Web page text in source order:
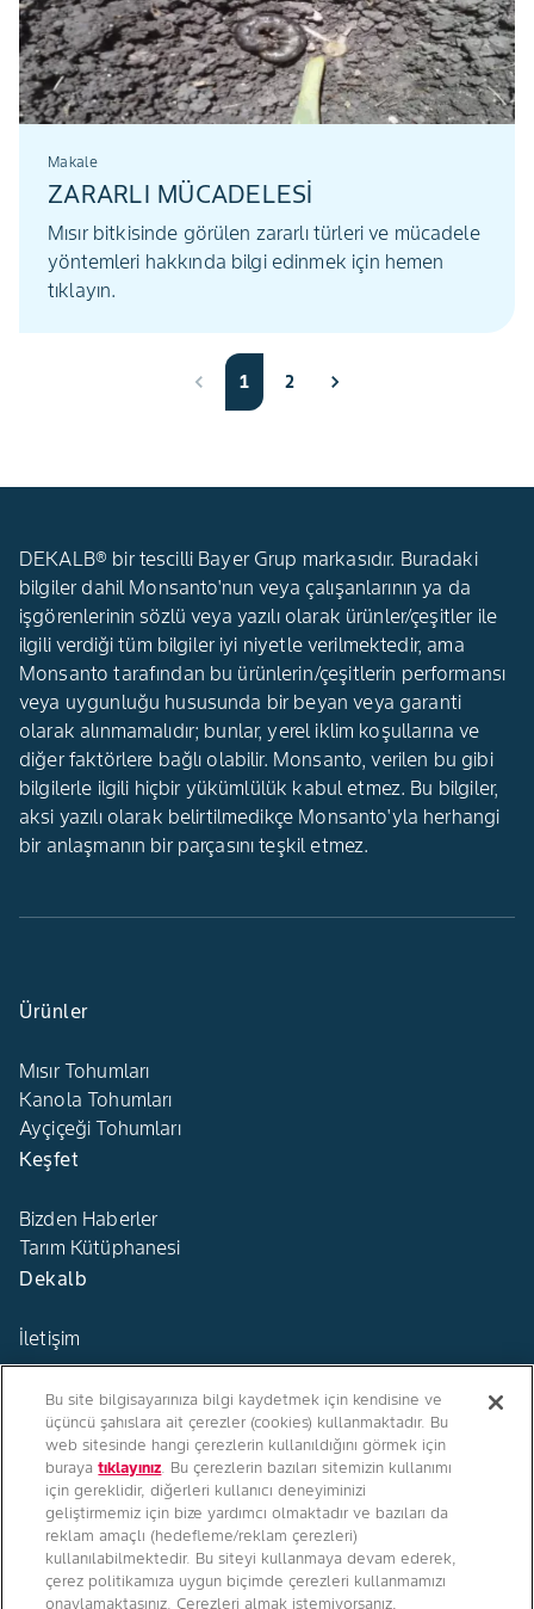
Makale
ZARARLI MÜCADELESİ
Mısır bitkisinde görülen zararlı türleri ve mücadele
yöntemleri hakkında bilgi edinmek için hemen
tıklayın.
1 2
DEKALB® bir tescilli Bayer Grup markasıdır. Buradaki
bilgiler dahil Monsanto'nun veya çalışanlarının ya da
işgörenlerinin sözlü veya yazılı olarak ürünler/çeşitler ile
ilgili verdiği tüm bilgiler iyi niyetle verilmektedir, ama
Monsanto tarafından bu ürünlerin/çeşitlerin performansı
veya uygunluğu hususunda bir beyan veya garanti
olarak alınmamalıdır; bunlar, yerel iklim koşullarına ve
diğer faktörlere bağlı olabilir. Monsanto, verilen bu gibi
bilgilerle ilgili hiçbir yükümlülük kabul etmez. Bu bilgiler,
aksi yazılı olarak belirtilmedikçe Monsanto'yla herhangi
bir anlaşmanın bir parçasını teşkil etmez.
Ürünler
Mısır Tohumları
Kanola Tohumları
Ayçiçeği Tohumları
Keşfet
Bizden Haberler
Tarım Kütüphanesi
Dekalb
İletişim
Türkiye
Bizi Takip Edin
Bu site bilgisayarınıza bilgi kaydetmek için kendisine ve
üçüncü şahıslara ait çerezler (cookies) kullanmaktadır. Bu
web sitesinde hangi çerezlerin kullanıldığını görmek için
burayatıklayınız. Bu çerezlerin bazıları sitemizin kullanımı
için gereklidir, diğerleri kullanıcı deneyiminizi
geliştirmemiz için bize yardımcı olmaktadır ve bazıları da
reklam amaçlı (hedefleme/reklam çerezleri)
kullanılabilmektedir. Bu siteyi kullanmaya devam ederek,
çerez politikamıza uygun biçimde çerezleri kullanmamızı
onaylamaktasınız. Çerezleri almak istemiyorsanız,